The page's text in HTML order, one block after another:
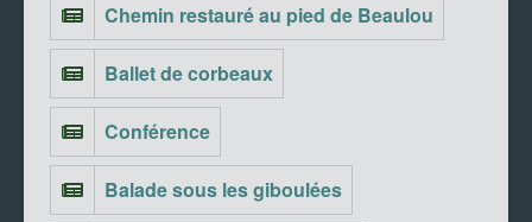
Chemin restauré au pied de Beaulou
Ballet de corbeaux
Conférence
Balade sous les giboulées